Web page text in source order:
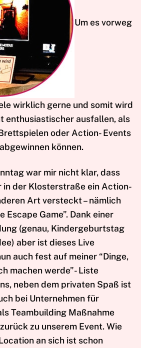
Um es vorweg
wirklich gerne und somit wird
enthusiastischer ausfallen, als
oder Action- Events
können.
war mir nicht klar, dass
in der Klosterstraße ein Action-
Art versteckt – nämlich
Escape Game”. Dank einer
(genau, Kindergeburtstag
aber ist dieses Live
auch fest auf meiner “Dinge,
machen werde”- Liste
neben dem privaten Spaß ist
bei Unternehmen für
Teambuilding Maßnahme
zu unserem Event. Wie
an sich ist schon